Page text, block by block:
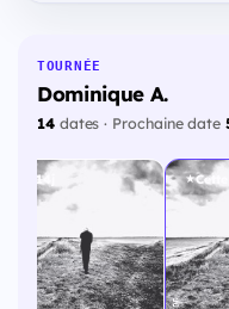
TOURNÉE
Dominique A.
14dates · Prochaine date
214j Cette